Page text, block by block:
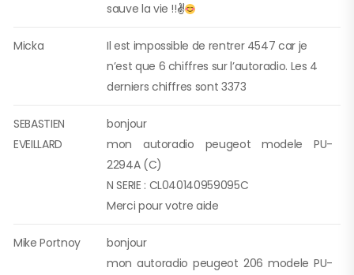
sauve la vie !!✌
Micka
Il est impossible de rentrer 4547 car je
n’est que 6 chiffres sur l’autoradio. Les 4
derniers chiffres sont 3373
SEBASTIEN
EVEILLARD
bonjour
mon autoradio peugeot modele PU-
2294A (C)
N SERIE : CL040140959095C
Merci pour votre aide
Mike Portnoy
bonjour
mon autoradio peugeot 206 modele PU-